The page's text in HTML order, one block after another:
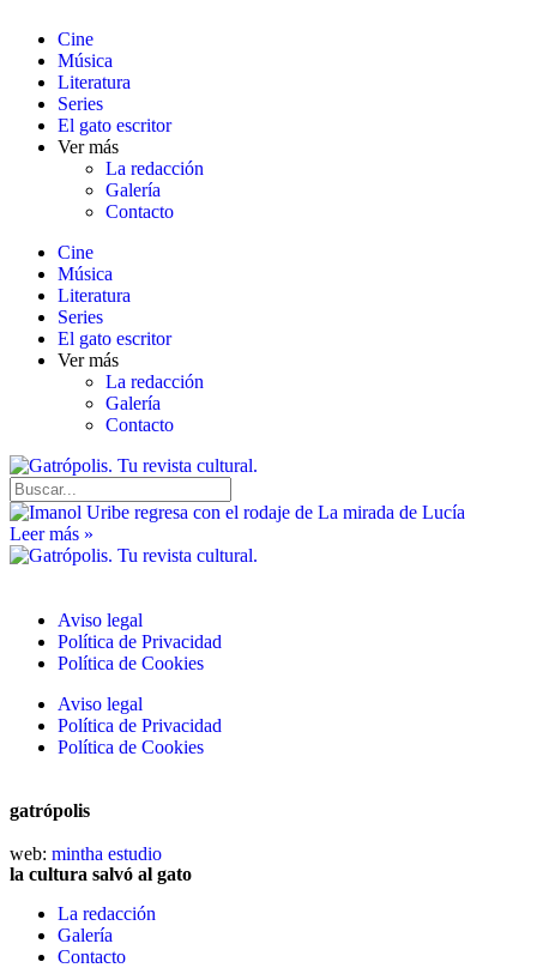
Cine
Música
Literatura
Series
El gato escritor
Ver más
La redacción
Galería
Contacto
Cine
Música
Literatura
Series
El gato escritor
Ver más
La redacción
Galería
Contacto
Leer más »
Aviso legal
Política de Privacidad
Política de Cookies
Aviso legal
Política de Privacidad
Política de Cookies
gatrópolis
web: mintha estudio
la cultura salvó al gato
La redacción
Galería
Contacto